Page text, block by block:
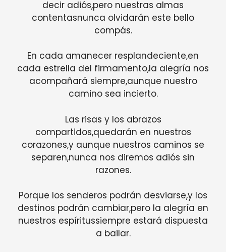
decir adiós,pero nuestras almas
contentasnunca olvidarán este bello
compás.
En cada amanecer resplandeciente,en
cada estrella del firmamento,la alegría nos
acompañará siempre,aunque nuestro
camino sea incierto.
Las risas y los abrazos
compartidos,quedarán en nuestros
corazones,y aunque nuestros caminos se
separen,nunca nos diremos adiós sin
razones.
Porque los senderos podrán desviarse,y los
destinos podrán cambiar,pero la alegría en
nuestros espíritussiempre estará dispuesta
a bailar.